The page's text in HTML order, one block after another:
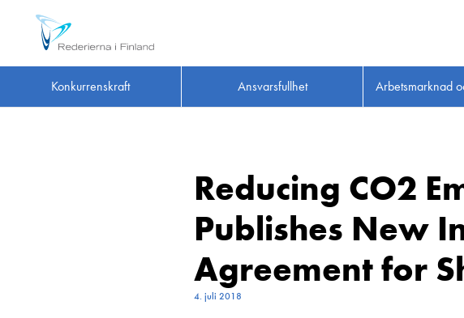
Konkurrenskraft Ansvarsfullhet Arbetsmarknad
Reducing CO2
Publishes New
Agreement for
4. juli 2018